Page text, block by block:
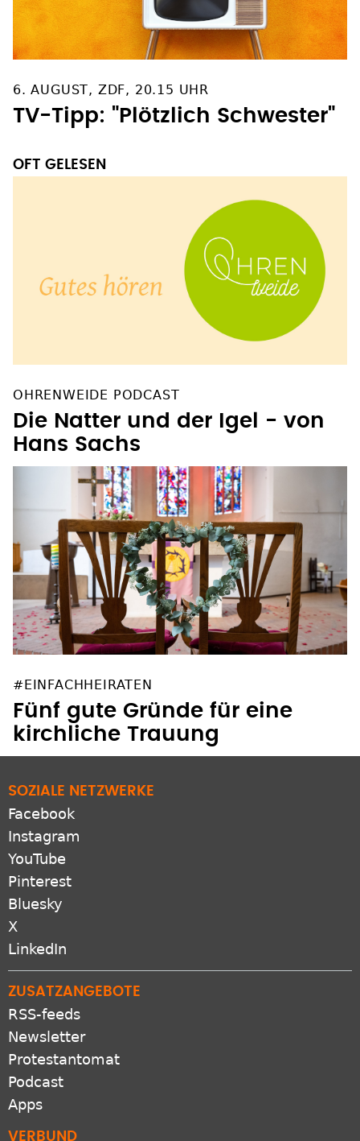
6. AUGUST, ZDF, 20.15 UHR
TV-Tipp: "Plötzlich Schwester"
OFT GELESEN
OHRENWEIDE PODCAST
Die Natter und der Igel - von
Hans Sachs
#EINFACHHEIRATEN
Fünf gute Gründe für eine
kirchliche Trauung
SOZIALE NETZWERKE
Facebook
Instagram
YouTube
Pinterest
Bluesky
X
LinkedIn
ZUSATZANGEBOTE
RSS-feeds
Newsletter
Protestantomat
Podcast
Apps
VERBUND